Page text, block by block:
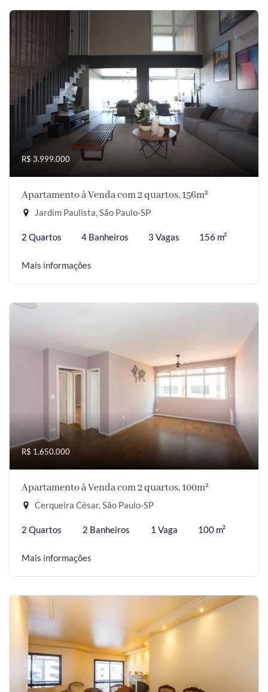
R$ 3.999.000
Apartamento à Venda com 2 quartos, 156m²
Jardim Paulista, São Paulo-SP
2 Quartos 4 Banheiros 3 Vagas 156 m²
Mais informações
R$ 1.650.000
Apartamento à Venda com 2 quartos, 100m²
Cerqueira César, São Paulo-SP
2 Quartos 2 Banheiros 1 Vaga 100 m²
Mais informações